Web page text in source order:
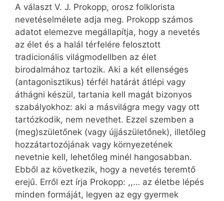
A választ V. J. Prokopp, orosz folklorista
nevetéselmélete adja meg. Prokopp számos
adatot elemezve megállapítja, hogy a nevetés
az élet és a halál térfelére felosztott
tradicionális világmodellben az élet
birodalmához tartozik. Aki a két ellenséges
(antagonisztikus) térfél határát átlépi vagy
áthágni készül, tartania kell magát bizonyos
szabályokhoz: aki a másvilágra megy vagy ott
tartózkodik, nem nevethet. Ezzel szemben a
(meg)születőnek (vagy újjászületőnek), illetőleg
hozzátartozójának vagy környezetének
nevetnie kell, lehetőleg minél hangosabban.
Ebből az következik, hogy a nevetés teremtő
erejű. Erről ezt írja Prokopp: ,,… az életbe lépés
minden formáját, legyen az egy gyermek